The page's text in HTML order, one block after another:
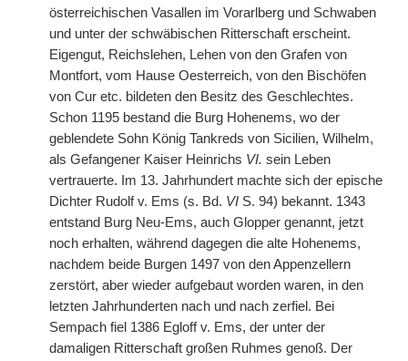
österreichischen Vasallen im Vorarlberg und Schwaben
und unter der schwäbischen Ritterschaft erscheint.
Eigengut, Reichslehen, Lehen von den Grafen von
Montfort, vom Hause Oesterreich, von den Bischöfen
von Cur etc. bildeten den Besitz des Geschlechtes.
Schon 1195 bestand die Burg Hohenems, wo der
geblendete Sohn König Tankreds von Sicilien, Wilhelm,
als Gefangener Kaiser Heinrichs VI. sein Leben
vertrauerte. Im 13. Jahrhundert machte sich der epische
Dichter Rudolf v. Ems (s. Bd. VI S. 94) bekannt. 1343
entstand Burg Neu-Ems, auch Glopper genannt, jetzt
noch erhalten, während dagegen die alte Hohenems,
nachdem beide Burgen 1497 von den Appenzellern
zerstört, aber wieder aufgebaut worden waren, in den
letzten Jahrhunderten nach und nach zerfiel. Bei
Sempach fiel 1386 Egloff v. Ems, der unter der
damaligen Ritterschaft großen Ruhmes genoß. Der